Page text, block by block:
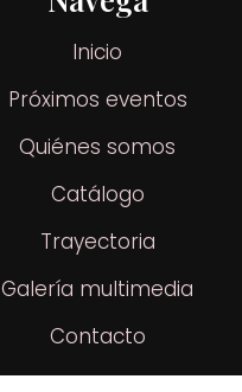
Inicio
Próximos eventos
Quiénes somos
Catálogo
Trayectoria
Galería multimedia
Contacto